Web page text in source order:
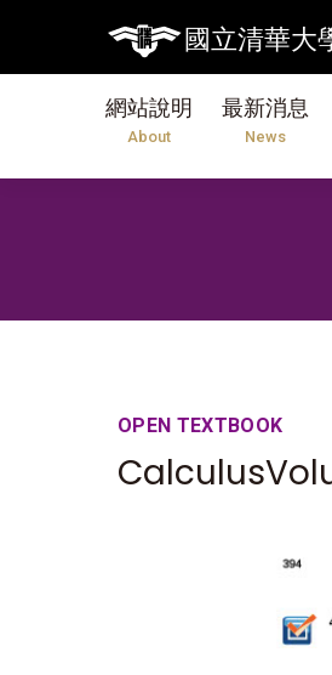
國立清華大
網站說明
About
最新消息
News
OPEN TEXTBOOK